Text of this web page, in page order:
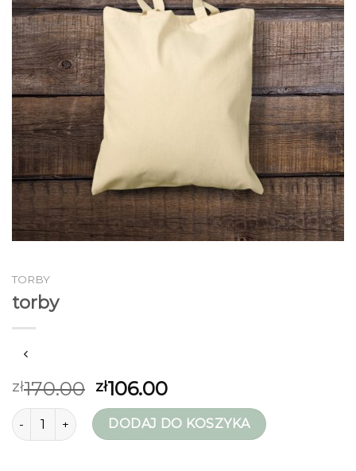
TORBY
torby
zł170.00 zł106.00
ilość torby DODAJ DO KOSZYKA